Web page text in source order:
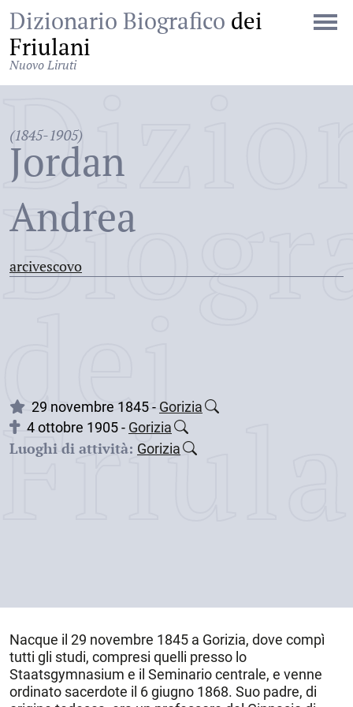
Dizionario Biografico dei
Friulani
Nuovo Liruti
(1845-1905)
Jordan
Andrea
arcivescovo
dei
29 novembre 1845 - Gorizia
4 ottobre 1905 - Gorizia
Luoghi di attività: Gorizia
Nacque il 29 novembre 1845 a Gorizia, dove compì
tutti gli studi, compresi quelli presso lo
Staatsgymnasium e il Seminario centrale, e venne
ordinato sacerdote il 6 giugno 1868. Suo padre, di